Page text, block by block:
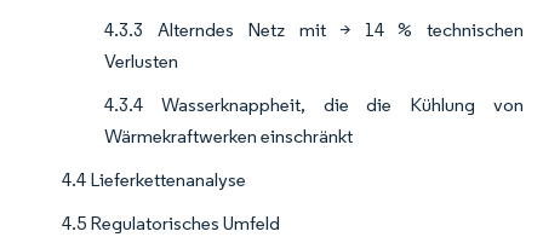
4.3.3 Alterndes Netz mit > 14 % technischen
Verlusten
4.3.4 Wasserknappheit, die die Kühlung von
Wärmekraftwerken einschränkt
4.4 Lieferkettenanalyse
4.5 Regulatorisches Umfeld